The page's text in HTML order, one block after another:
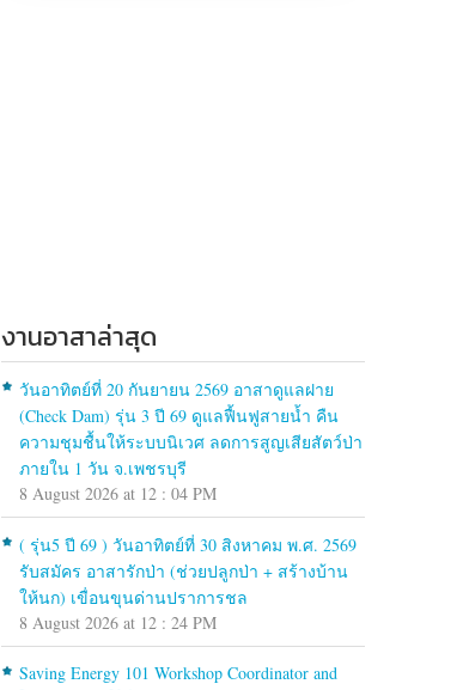
งานอาสาล่าสุด
วันอาทิตย์ที่ 20 กันยายน 2569 อาสาดูแลฝาย
(Check Dam) รุ่น 3 ปี 69 ดูแลฟื้นฟูสายน้ำ คืน
ความชุมชื้นให้ระบบนิเวศ ลดการสูญเสียสัตว์ป่า
ภายใน 1 วัน จ.เพชรบุรี
8 August 2026 at 12 : 04 PM
( รุ่น5 ปี 69 ) วันอาทิตย์ที่ 30 สิงหาคม พ.ศ. 2569
รับสมัคร อาสารักป่า (ช่วยปลูกป่า + สร้างบ้าน
ให้นก) เขื่อนขุนด่านปราการชล
8 August 2026 at 12 : 24 PM
Saving Energy 101 Workshop Coordinator and